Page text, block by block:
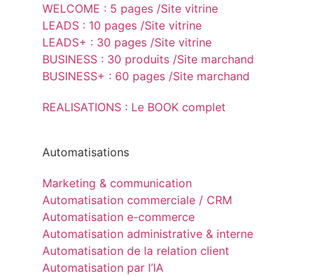
WELCOME : 5 pages /Site vitrine
LEADS : 10 pages /Site vitrine
LEADS+ : 30 pages /Site vitrine
BUSINESS : 30 produits /Site marchand
BUSINESS+ : 60 pages /Site marchand
REALISATIONS : Le BOOK complet
Automatisations
Marketing & communication
Automatisation commerciale / CRM
Automatisation e-commerce
Automatisation administrative & interne
Automatisation de la relation client
Automatisation par l’IA